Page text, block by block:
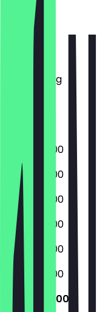
Montag
Dienstag
Donnerstag
06:00 - 19:00
06:00 - 19:00
06:00 - 19:00
06:00 - 19:00
06:00 - 19:00
06:00 - 19:00
06:00 - 15:00